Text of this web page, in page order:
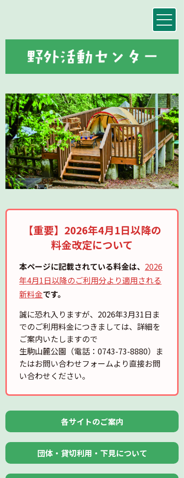
【重要】2026年4月1日以降の
料金改定について
本ページに記載されている料金は、 2026
年4月1日以降のご利用分より適用される
新料金です。
誠に恐れ入りますが、 2026年3月31日ま
でのご利用料金につきましては、詳細を
ご案内いたしますので
生駒山麓公園（電話：0743-73-8880）ま
たはお問い合わせフォームより直接お問
い合わせください。
各サイトのご案内
団体・貸切利用・下見について